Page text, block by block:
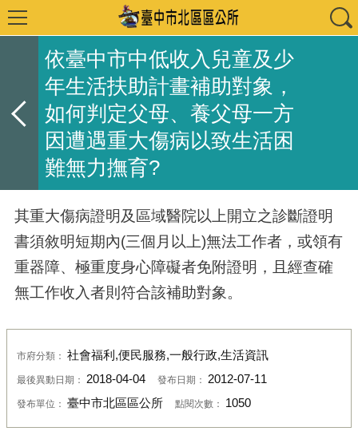
依臺中市中低收入兒童及少
年生活扶助計畫補助對象，
如何判定父母、養父母一方
因遭遇重大傷病以致生活困
難無力撫育?
其重大傷病證明及區域醫院以上開立之診斷證明
書須敘明短期內(三個月以上)無法工作者，或領有
重器障、極重度身心障礙者免附證明，且經查確
無工作收入者則符合該補助對象。
市府分類： 社會福利,便民服務,一般行政,生活資訊
最後異動日期： 2018-04-04 發布日期： 2012-07-11
發布單位： 臺中市北區區公所 點閱次數： 1050